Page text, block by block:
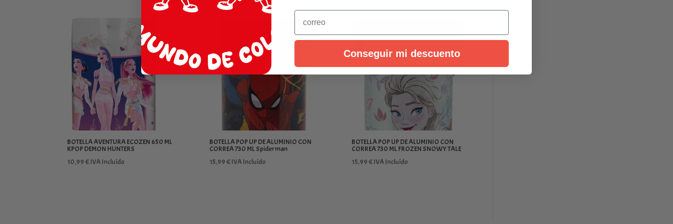
BOTELLA AVENTURA ECOZEN 650 ML
KPOP DEMON HUNTERS
10,99€IVA Incluído
BOTELLA POP UP DE ALUMINIO CON
CORREA 730 ML Spiderman
15,99€IVA Incluído
BOTELLA POP UP DE ALUMINIO CON
CORREA 730 ML FROZEN SNOWY TALE
15,99€ IVA Incluído
Email
Conseguir mi descuento